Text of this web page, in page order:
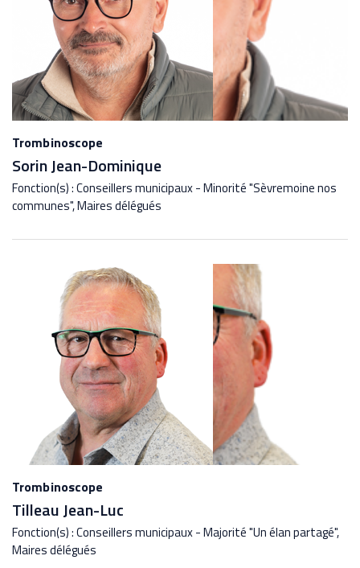
Trombinoscope
Sorin Jean-Dominique
Fonction(s) : Conseillers municipaux - Minorité "Sèvremoine nos
communes", Maires délégués
Trombinoscope
Tilleau Jean-Luc
Fonction(s) : Conseillers municipaux - Majorité "Un élan partagé",
Maires délégués